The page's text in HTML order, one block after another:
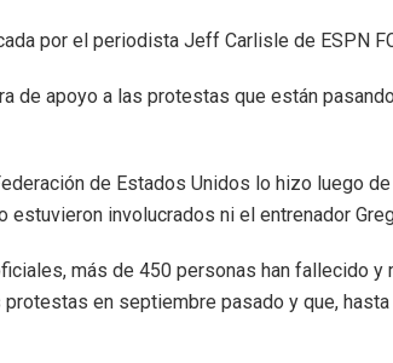
por el periodista Jeff Carlisle de ESPN
de apoyo a las protestas que están
de Estados Unidos lo hizo luego
estuvieron involucrados ni el entrenador
más de 450 personas han fallecido y
en septiembre pasado y que, hasta